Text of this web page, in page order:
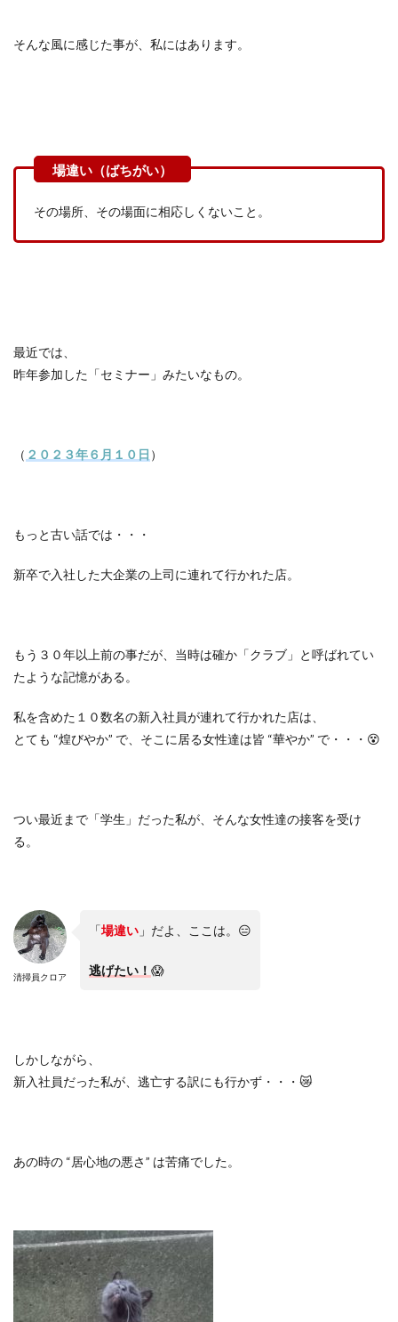
そんな風に感じた事が、私にはあります。
その場所、その場面に相応しくないこと。
最近では、
昨年参加した「セミナー」みたいなもの。
（ ２０２３年６月１０日 ）
もっと古い話では・・・
新卒で入社した大企業の上司に連れて行かれた店。
もう３０年以上前の事だが、当時は確か「クラブ」と呼ばれてい
たような記憶がある。
私を含めた１０数名の新入社員が連れて行かれた店は、
とても “煌びやか” で、そこに居る女性達は皆 “華やか” で・・・😵
つい最近まで「学生」だった私が、そんな女性達の接客を受け
る。
清掃員クロア
「場違い 」だよ、ここは。😑
逃げたい！ 😱
しかしながら、
新入社員だった私が、逃亡する訳にも行かず・・・😿
あの時の “居心地の悪さ” は苦痛でした。